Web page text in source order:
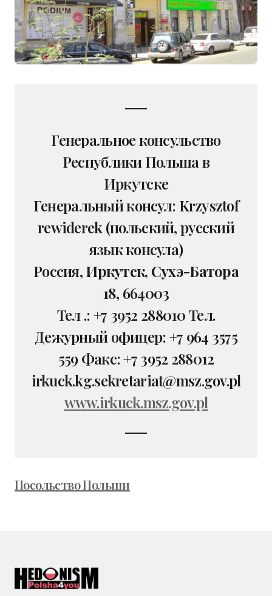
Генеральное консульство
Республики Польша в
Иркутске
Генеральный консул: Krzysztof
rewiderek (польский, русский
язык консула)
Россия,Иркутск, Сухэ-Батора
18, 664003
Тел .: +7 3952 288010 Тел.
Дежурный офицер: +7 964 3575
559 Факс: +7 3952 288012
irkuck.kg.sekretariat@msz.gov.pl
www.irkuck.msz.gov.pl
Посольство Польши